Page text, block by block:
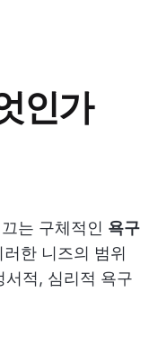
인가
는 구체적인 욕구
한 니즈의 범위
적, 심리적 욕구